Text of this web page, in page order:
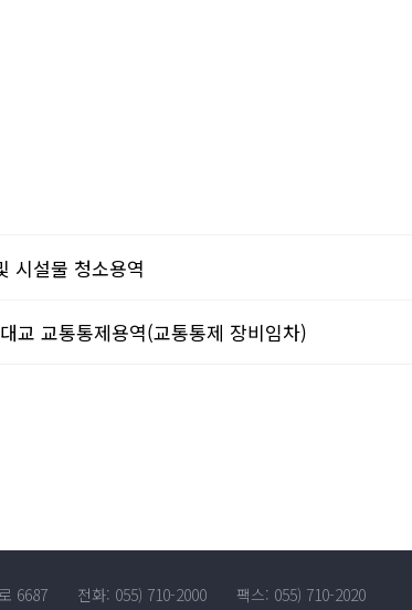
시설물 청소용역
교 교통통제용역(교통통제 장비임차)
6687 전화: 055) 710-2000 팩스: 055) 710-2020